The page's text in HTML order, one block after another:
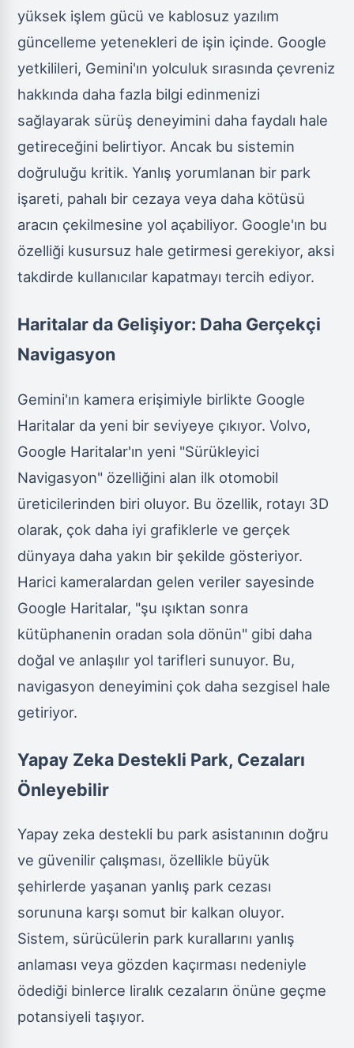
yüksek işlem gücü ve kablosuz yazılım
güncelleme yetenekleri de işin içinde. Google
yetkilileri, Gemini'ın yolculuk sırasında çevreniz
hakkında daha fazla bilgi edinmenizi
sağlayarak sürüş deneyimini daha faydalı hale
getireceğini belirtiyor. Ancak bu sistemin
doğruluğu kritik. Yanlış yorumlanan bir park
işareti, pahalı bir cezaya veya daha kötüsü
aracın çekilmesine yol açabiliyor. Google'ın bu
özelliği kusursuz hale getirmesi gerekiyor, aksi
takdirde kullanıcılar kapatmayı tercih ediyor.
Haritalar da Gelişiyor: Daha Gerçekçi
Navigasyon
Gemini'ın kamera erişimiyle birlikte Google
Haritalar da yeni bir seviyeye çıkıyor. Volvo,
Google Haritalar'ın yeni "Sürükleyici
Navigasyon" özelliğini alan ilk otomobil
üreticilerinden biri oluyor. Bu özellik, rotayı 3D
olarak, çok daha iyi grafiklerle ve gerçek
dünyaya daha yakın bir şekilde gösteriyor.
Harici kameralardan gelen veriler sayesinde
Google Haritalar, "şu ışıktan sonra
kütüphanenin oradan sola dönün" gibi daha
doğal ve anlaşılır yol tarifleri sunuyor. Bu,
navigasyon deneyimini çok daha sezgisel hale
getiriyor.
Yapay Zeka Destekli Park, Cezaları
Önleyebilir
Yapay zeka destekli bu park asistanının doğru
ve güvenilir çalışması, özellikle büyük
şehirlerde yaşanan yanlış park cezası
sorununa karşı somut bir kalkan oluyor.
Sistem, sürücülerin park kurallarını yanlış
anlaması veya gözden kaçırması nedeniyle
ödediği binlerce liralık cezaların önüne geçme
potansiyeli taşıyor.